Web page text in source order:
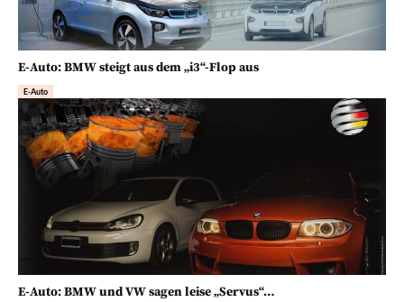
E-Auto: BMW steigt aus dem „i3“-Flop aus
E-Auto
E-Auto: BMW und VW sagen leise „Servus“…